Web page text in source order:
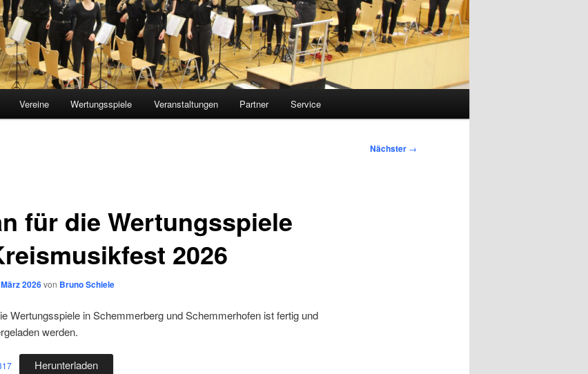
Vereine Wertungsspiele Veranstaltungen Partner Service
Nächster →
für die Wertungsspiele
2026
2026von Bruno Schiele
Wertungsspiele in Schemmerberg und Schemmerhofen ist fertig und
werden.
Herunterladen